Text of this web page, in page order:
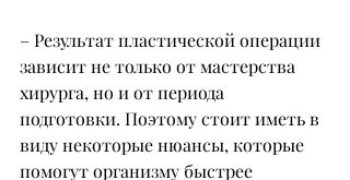
– Результат пластической операции
зависит не только от мастерства
хирурга, но и от периода
подготовки. Поэтому стоит иметь в
виду некоторые нюансы, которые
помогут организму быстрее